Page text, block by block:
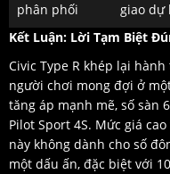
phân phối
giao dự
Kết Luận: Lời Tạm Biệt
Civic Type R khép lại
người chơi mong đợi ở
tăng áp mạnh mẽ, số sàn
Pilot Sport 4S. Mức giá
này không dành cho số
một dấu ấn, đặc biệt với